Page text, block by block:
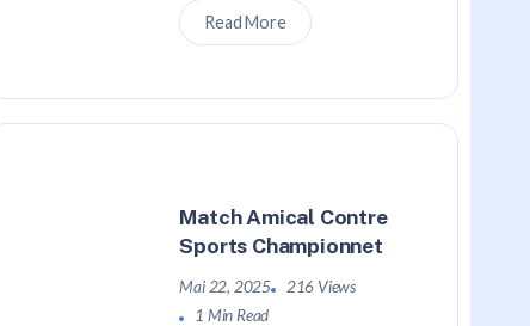
Read More
Match Amical Contre
Sports Championnet
Mai 22, 2025
216 Views
1 Min Read